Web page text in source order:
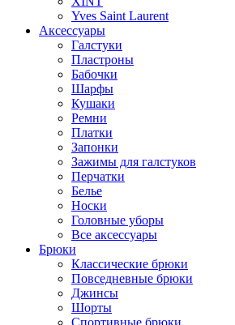
Yves Saint Laurent
Аксессуары
Галстуки
Пластроны
Бабочки
Шарфы
Кушаки
Ремни
Платки
Запонки
Зажимы для галстуков
Перчатки
Белье
Носки
Головные уборы
Все аксессуары
Брюки
Классические брюки
Повседневные брюки
Джинсы
Шорты
Спортивные брюки